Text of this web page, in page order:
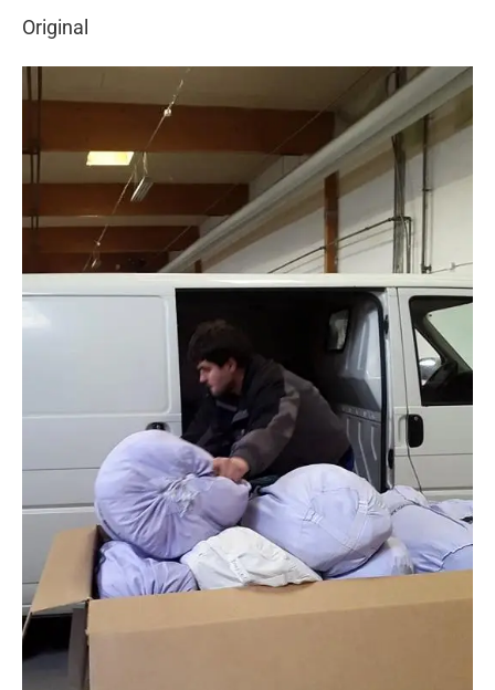
Original